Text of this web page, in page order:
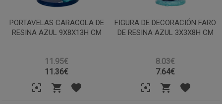
PORTAVELAS CARACOLA DE
RESINA AZUL 9X8X13H CM
11.95€
11.36€
FIGURA DE DECORACIÓN FARO
DE RESINA AZUL 3X3X8H CM
8.03€
7.64€